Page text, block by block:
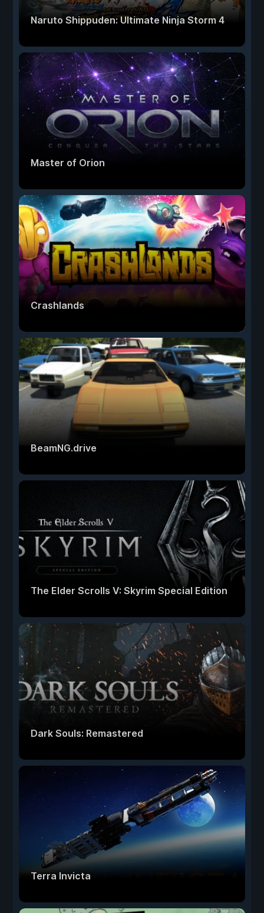
Naruto Shippuden: Ultimate Ninja Storm 4
Master of Orion
Crashlands
BeamNG.drive
The Elder Scrolls V: Skyrim Special Edition
Dark Souls: Remastered
Terra Invicta